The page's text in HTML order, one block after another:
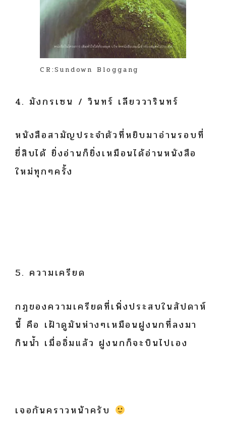
CR:Sundown Bloggang
4. มังกรเซน / วินทร์ เลียววารินทร์
หนังสือสามัญประจำตัวที่หยิบมาอ่านรอบที่
ยี่สิบได้ ยิ่งอ่านก็ยิ่งเหมือนได้อ่านหนังสือ
ใหม่ทุกๆครั้ง
5. ความเครียด
กฎของความเครียดที่เพิ่งประสบในสัปดาห์
นี้ คือ เฝ้าดูมันห่างๆเหมือนฝูงนกที่ลงมา
กินน้ำ เมื่ออิ่มแล้ว ฝูงนกก็จะบินไปเอง
เจอกันคราวหน้าครับ